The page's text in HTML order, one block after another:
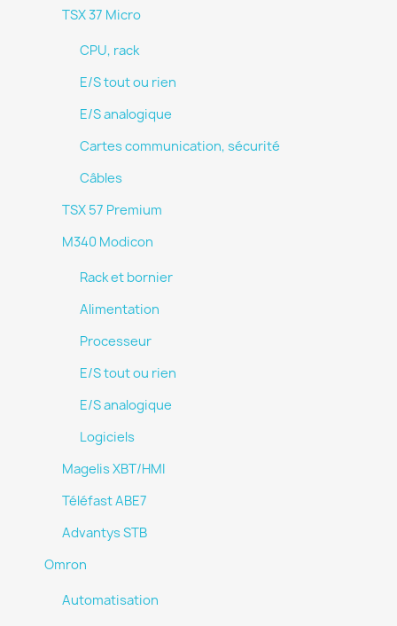
TSX 37 Micro
CPU, rack
E/S tout ou rien
E/S analogique
Cartes communication, sécurité
Câbles
TSX 57 Premium
M340 Modicon
Rack et bornier
Alimentation
Processeur
E/S tout ou rien
E/S analogique
Logiciels
Magelis XBT/HMI
Téléfast ABE7
Advantys STB
Omron
Automatisation